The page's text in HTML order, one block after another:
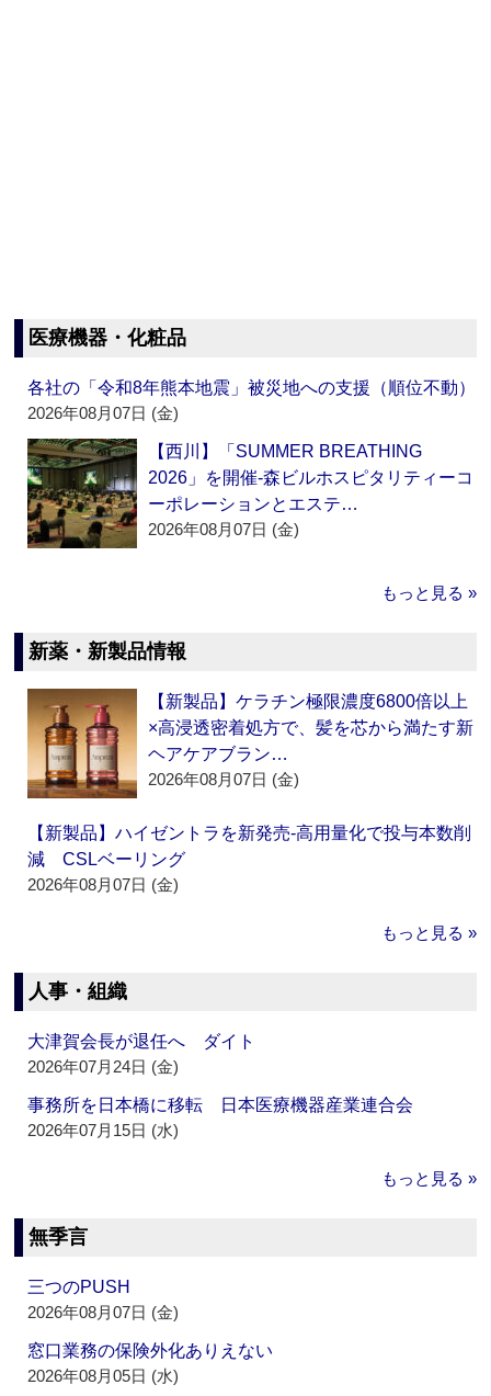
医療機器・化粧品
各社の「令和8年熊本地震」被災地への支援（順位不動）
2026年08月07日 (金)
【西川】「SUMMER BREATHING
2026」を開催‐森ビルホスピタリティーコ
ーポレーションとエステ…
2026年08月07日 (金)
もっと見る »
新薬・新製品情報
【新製品】ケラチン極限濃度6800倍以上
×高浸透密着処方で、髪を芯から満たす新
ヘアケアブラン…
2026年08月07日 (金)
【新製品】ハイゼントラを新発売‐高用量化で投与本数削
減 CSLベーリング
2026年08月07日 (金)
もっと見る »
人事・組織
大津賀会長が退任へ ダイト
2026年07月24日 (金)
事務所を日本橋に移転 日本医療機器産業連合会
2026年07月15日 (水)
もっと見る »
無季言
三つのPUSH
2026年08月07日 (金)
窓口業務の保険外化ありえない
2026年08月05日 (水)